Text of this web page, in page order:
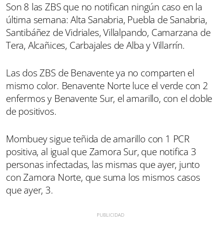
Son 8 las ZBS que no notifican ningún caso en la
última semana: Alta Sanabria, Puebla de Sanabria,
Santibáñez de Vidriales, Villalpando, Camarzana de
Tera, Alcañices, Carbajales de Alba y Villarrín.
Las dos ZBS de Benavente ya no comparten el
mismo color. Benavente Norte luce el verde con 2
enfermos y Benavente Sur, el amarillo, con el doble
de positivos.
Mombuey sigue teñida de amarillo con 1 PCR
positiva, al igual que Zamora Sur, que notifica 3
personas infectadas, las mismas que ayer, junto
con Zamora Norte, que suma los mismos casos
que ayer, 3.